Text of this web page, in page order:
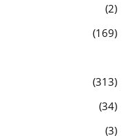
2
169
313
34
3